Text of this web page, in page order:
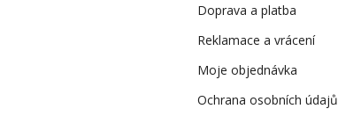
Doprava a platba
Reklamace a vrácení
Moje objednávka
Ochrana osobních údajů